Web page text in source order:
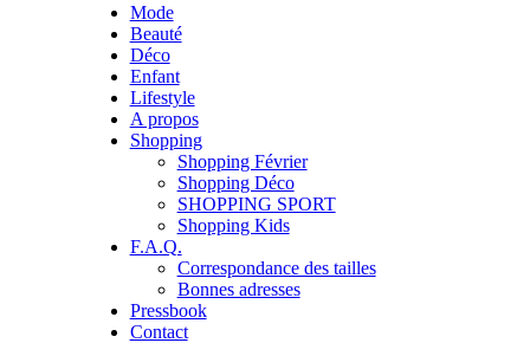
Mode
Beauté
Déco
Enfant
Lifestyle
A propos
Shopping
Shopping Février
Shopping Déco
SHOPPING SPORT
Shopping Kids
F.A.Q.
Correspondance des tailles
Bonnes adresses
Pressbook
Contact